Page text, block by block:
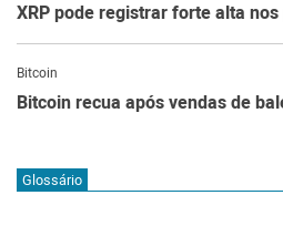
XRP pode registrar forte alta
Bitcoin
Bitcoin recua após vendas de
Glossário